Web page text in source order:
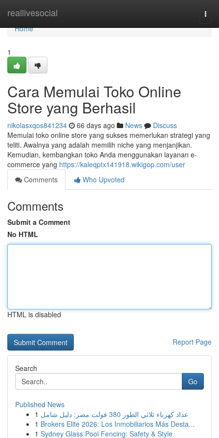
reallivesocial
Home
Home
1
Cara Memulai Toko Online
Store yang Berhasil
nikolasxqos841234 66 days ago News
Discuss
Memulai toko online store yang sukses memerlukan strategi yang
teliti. Awalnya yang adalah memilih niche yang menjanjikan.
Kemudian, kembangkan toko Anda menggunakan layanan e-
commerce yang https://kaleqptx141918.wikigop.com/user
Comments
Who Upvoted
Comments
Submit a Comment
No HTML
HTML is disabled
Report Page
Search
Go
Published News
1
عداد كهرباء ثلاثي الطور 380 فولت مصر: دليل شامل
1 Brokers Elite 2026: Los Inmobiliarios Más Desta...
1 Sydney Glass Pool Fencing: Safety & Style